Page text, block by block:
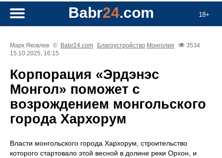
18+
Babr24.com
Марк Яковлев © Babr24.com Благоустройство Монголия
3534
15.10.2025, 16:15
Корпорация «Эрдэнэс
Монгол» поможет с
возрождением монгольского
города Хархорум
Власти монгольского города Хархорум, строительство
которого стартовало этой весной в долине реки Орхон, и